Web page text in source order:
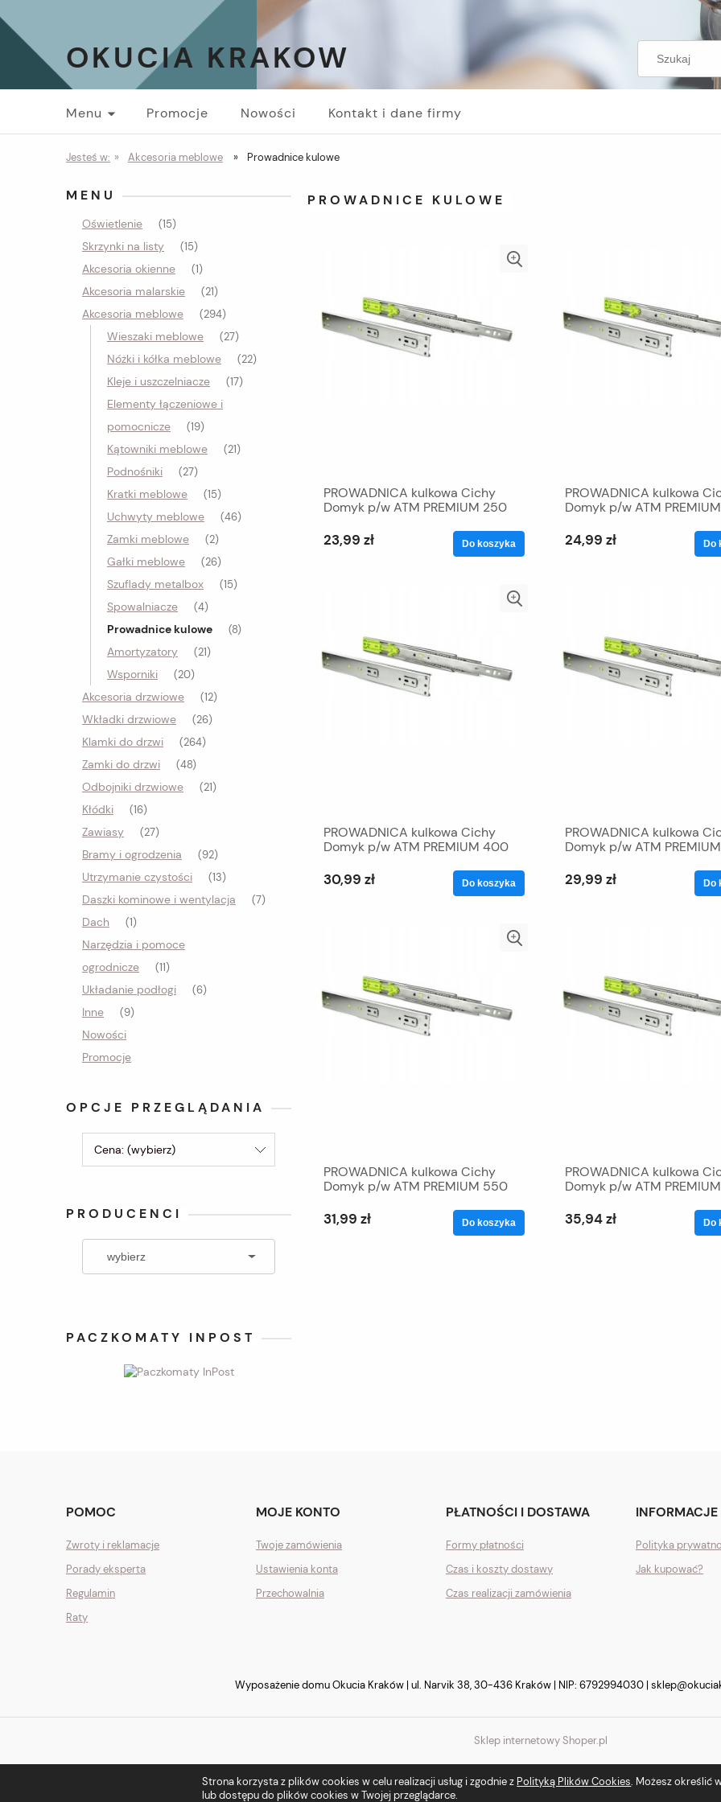
Strona korzysta z plików cookies w celu realizacji usług i zgodnie z Polityką Plików Cookies. Możesz określić
lub dostępu do plików cookies w Twojej przeglądarce.
OKUCIA KRAKOW
Menu Promocje Nowości Kontakt i dane firmy
Jesteś w: » Akcesoria meblowe » Prowadnice kulowe
MENU
Oświetlenie (15)
Skrzynki na listy (15)
Akcesoria okienne (1)
Akcesoria malarskie (21)
Akcesoria meblowe (294)
Wieszaki meblowe (27)
Nóżki i kółka meblowe (22)
Kleje i uszczelniacze (17)
Elementy łączeniowe i
pomocnicze
(19)
Kątowniki meblowe (21)
Podnośniki (27)
Kratki meblowe (15)
Uchwyty meblowe (46)
Zamki meblowe (2)
Gałki meblowe (26)
Szuflady metalbox (15)
Spowalniacze (4)
Prowadnice kulowe (8)
Amortyzatory (21)
Wsporniki (20)
Akcesoria drzwiowe (12)
Wkładki drzwiowe (26)
Klamki do drzwi (264)
Zamki do drzwi (48)
Odbojniki drzwiowe (21)
Kłódki (16)
Zawiasy (27)
Bramy i ogrodzenia (92)
Utrzymanie czystości (13)
Daszki kominowe i wentylacja (7)
Dach (1)
Narzędzia i pomoce
ogrodnicze
(11)
Układanie podłogi (6)
Inne (9)
Nowości
Promocje
OPCJE PRZEGLĄDANIA
Cena: (wybierz)
PRODUCENCI
PACZKOMATY INPOST
PROWADNICE KULOWE
PROWADNICA kulkowa Cichy
Domyk p/w ATM PREMIUM 250
23,99 zł Do koszyka
PROWADNICA kulkowa
Domyk p/w ATM
24,99 zł Do
PROWADNICA kulkowa Cichy
Domyk p/w ATM PREMIUM 400
30,99 zł Do koszyka
PROWADNICA kulkowa
Domyk p/w ATM
29,99 zł Do
PROWADNICA kulkowa Cichy
Domyk p/w ATM PREMIUM 550
31,99 zł Do koszyka
PROWADNICA kulkowa
Domyk p/w ATM
35,94 zł Do
POMOC
Zwroty i reklamacje
Porady eksperta
Regulamin
Raty
MOJE KONTO
Twoje zamówienia
Ustawienia konta
Przechowalnia
PŁATNOŚCI I DOSTAWA
Formy płatności
Czas i koszty dostawy
Czas realizacji zamówienia
INFORMACJE
Polityka
Jak kupować?
Wyposażenie domu Okucia Kraków | ul. Narvik 38, 30-436 Kraków | NIP: 6792994030 |
Sklep internetowy Shoper.pl